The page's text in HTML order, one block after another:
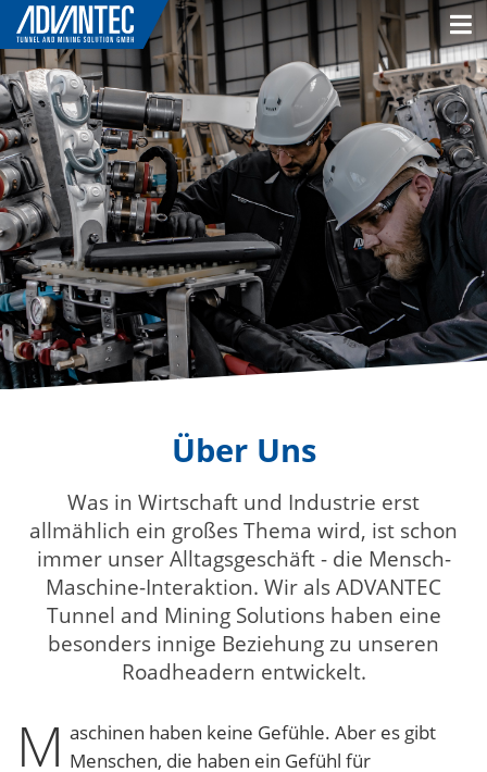
Über Uns
Was in Wirtschaft und Industrie erst
allmählich ein großes Thema wird, ist schon
immer unser Alltagsgeschäft - die Mensch-
Maschine-Interaktion. Wir als ADVANTEC
Tunnel and Mining Solutions haben eine
besonders innige Beziehung zu unseren
Roadheadern entwickelt.
M aschinen haben keine Gefühle. Aber es gibt
Menschen, die haben ein Gefühl für